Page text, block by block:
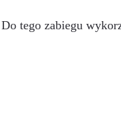
tego zabiegu